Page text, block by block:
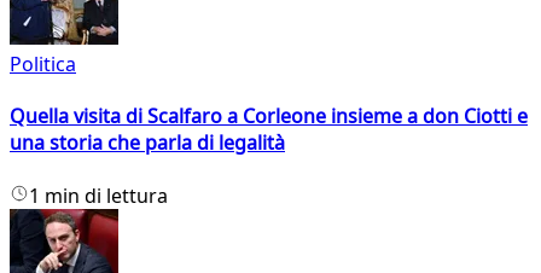
Politica
Quella visita di Scalfaro a Corleone insieme a don Ciotti e
una storia che parla di legalità
1 min di lettura